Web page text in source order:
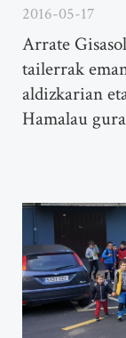
2016-05-17
Arrate
tailerrak
aldizkarian
Hamalau